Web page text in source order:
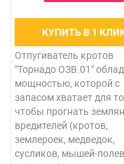
КУПИТЬ В 1
Отпугиватель кротов
"Торнадо ОЗВ.01"
мощностью, которой с
запасом хватает для
чтобы прогнать
вредителей (кротов,
землероек, медведок,
сусликов, мышей-